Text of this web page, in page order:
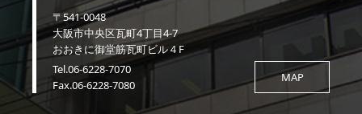
〒541-0048
大阪市中央区瓦町4丁目4-7
おおきに御堂筋瓦町ビル４F
Tel.06-6228-7070
Fax.06-6228-7080
MAP